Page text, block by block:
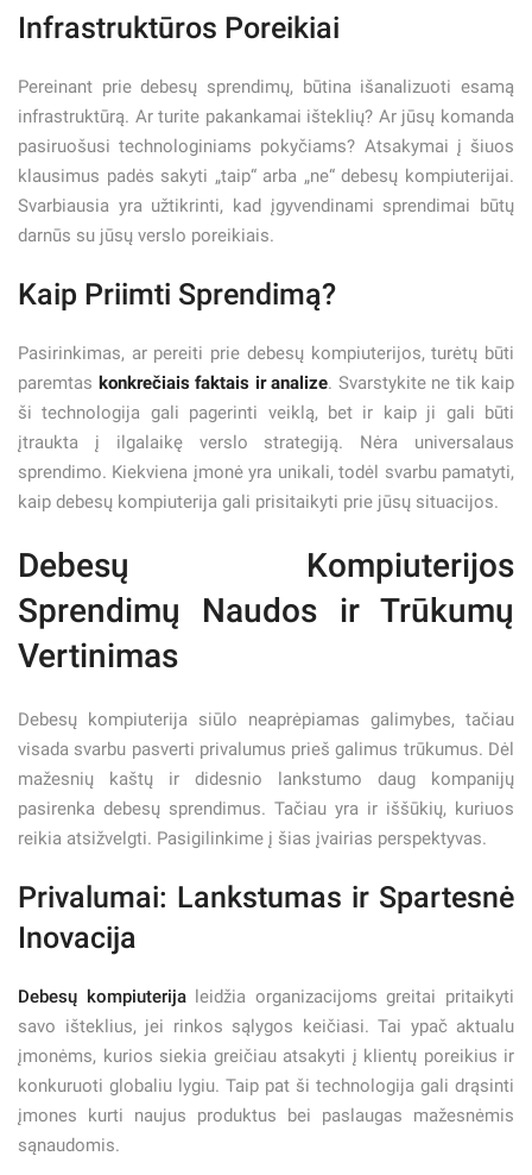
Infrastruktūros Poreikiai
Pereinant prie debesų sprendimų, būtina išanalizuoti esamą
infrastruktūrą. Ar turite pakankamai išteklių? Ar jūsų komanda
pasiruošusi technologiniams pokyčiams? Atsakymai į šiuos
klausimus padės sakyti „taip“ arba „ne“ debesų kompiuterijai.
Svarbiausia yra užtikrinti, kad įgyvendinami sprendimai būtų
darnūs su jūsų verslo poreikiais.
Kaip Priimti Sprendimą?
Pasirinkimas, ar pereiti prie debesų kompiuterijos, turėtų būti
paremtas konkrečiais faktais ir analize. Svarstykite ne tik kaip
ši technologija gali pagerinti veiklą, bet ir kaip ji gali būti
įtraukta į ilgalaikę verslo strategiją. Nėra universalaus
sprendimo. Kiekviena įmonė yra unikali, todėl svarbu pamatyti,
kaip debesų kompiuterija gali prisitaikyti prie jūsų situacijos.
Debesų Kompiuterijos
Sprendimų Naudos ir Trūkumų
Vertinimas
Debesų kompiuterija siūlo neaprėpiamas galimybes, tačiau
visada svarbu pasverti privalumus prieš galimus trūkumus. Dėl
mažesnių kaštų ir didesnio lankstumo daug kompanijų
pasirenka debesų sprendimus. Tačiau yra ir iššūkių, kuriuos
reikia atsižvelgti. Pasigilinkime į šias įvairias perspektyvas.
Privalumai: Lankstumas ir Spartesnė
Inovacija
Debesų kompiuterijaleidžia organizacijoms greitai pritaikyti
savo išteklius, jei rinkos sąlygos keičiasi. Tai ypač aktualu
įmonėms, kurios siekia greičiau atsakyti į klientų poreikius ir
konkuruoti globaliu lygiu. Taip pat ši technologija gali drąsinti
įmones kurti naujus produktus bei paslaugas mažesnėmis
sąnaudomis.